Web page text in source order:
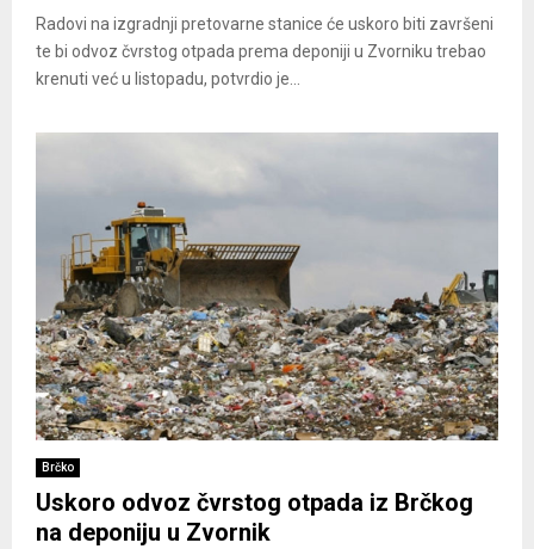
Radovi na izgradnji pretovarne stanice će uskoro biti završeni
te bi odvoz čvrstog otpada prema deponiji u Zvorniku trebao
krenuti već u listopadu, potvrdio je...
Brčko
Uskoro odvoz čvrstog otpada iz Brčkog
na deponiju u Zvornik